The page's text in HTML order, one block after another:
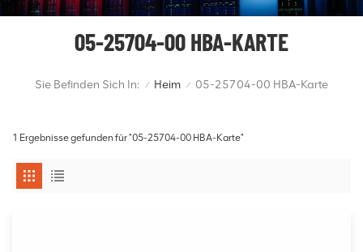
05-25704-00 HBA-KARTE
Sie Befinden Sich In: / Heim / 05-25704-00 HBA-Karte
1 Ergebnisse gefunden für "05-25704-00 HBA-Karte"